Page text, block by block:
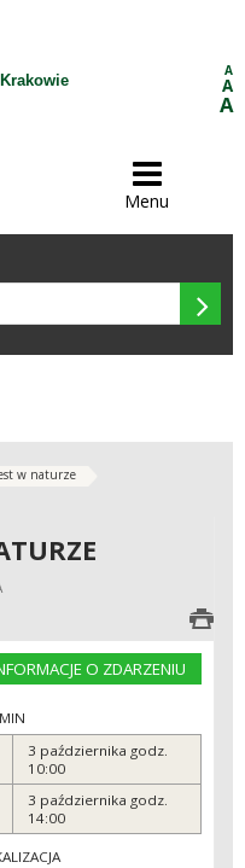
A
A
A

Menu

w naturze
O ZDARZENIU
3 października godz.
10:00
3 października godz.
14:00